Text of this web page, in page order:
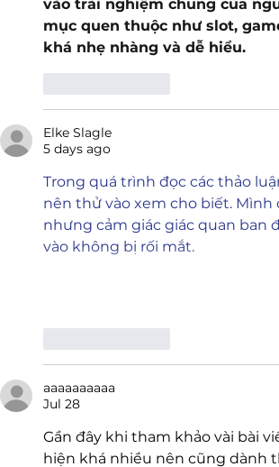
vào trải nghiệm chung của
mục quen thuộc như slot,
khá nhẹ nhàng và dễ hiểu.
Elke Slagle
5 days ago
Trong quá trình đọc các thảo
nên thử vào xem cho biết.
nhưng cảm giác giác quan ban
vào không bị rối mắt.
aaaaaaaaaa
Jul 28
Gần đây khi tham khảo vài bài
hiện khá nhiều nên cũng dành